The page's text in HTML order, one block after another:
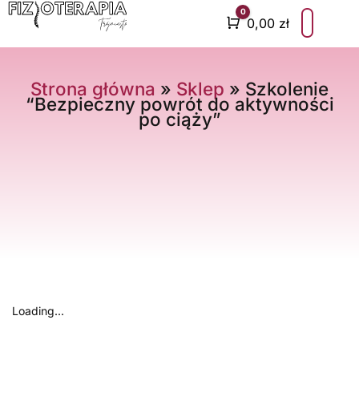
Cart
0
0,00 zł
Strona główna » Sklep » Szkolenie
“Bezpieczny powrót do aktywności
po ciąży”
Loading...